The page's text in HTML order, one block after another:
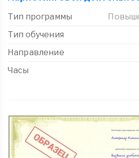
Тип программы
Тип обучения
Направление
Часы